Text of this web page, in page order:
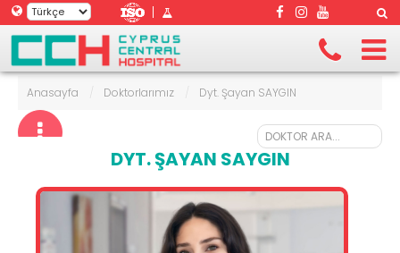
Anasayfa / Doktorlarımız / Dyt. Şayan SAYGIN
DYT. ŞAYAN SAYGIN